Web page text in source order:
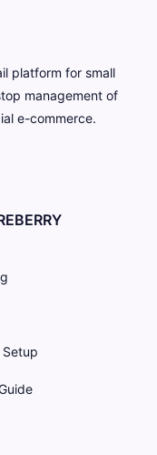
platform for small
management of
e-commerce.
Setup